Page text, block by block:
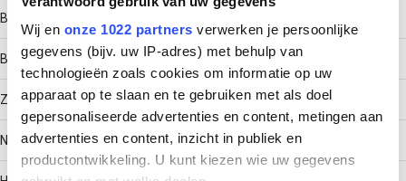
Wij en onze 1022 partners verwerken je persoonlijke
gegevens (bijv. uw IP-adres) met behulp van
technologieën zoals cookies om informatie op uw
apparaat op te slaan en te gebruiken met als doel
gepersonaliseerde advertenties en content, metingen aan
advertenties en content, inzicht in publiek en
productontwikkeling. U kunt kiezen wie uw gegevens
Bouwvorm
Bocht star
Zijperforatie
Nee